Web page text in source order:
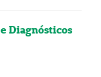
Diagnósticos